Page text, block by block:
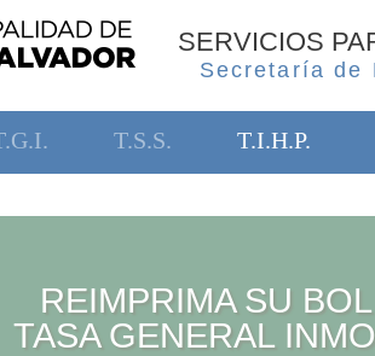
SERVICIOS
Secretaría de
T.S.S. T.I.H.P.
REIMPRIMA SU
TASA GENERAL